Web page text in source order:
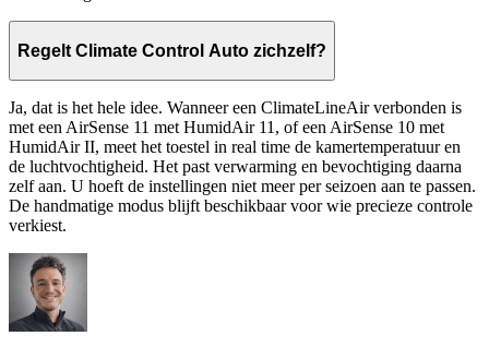
Regelt Climate Control Auto zichzelf?
Ja, dat is het hele idee. Wanneer een ClimateLineAir verbonden is
met een AirSense 11 met HumidAir 11, of een AirSense 10 met
HumidAir II, meet het toestel in real time de kamertemperatuur en
de luchtvochtigheid. Het past verwarming en bevochtiging daarna
zelf aan. U hoeft de instellingen niet meer per seizoen aan te passen.
De handmatige modus blijft beschikbaar voor wie precieze controle
verkiest.